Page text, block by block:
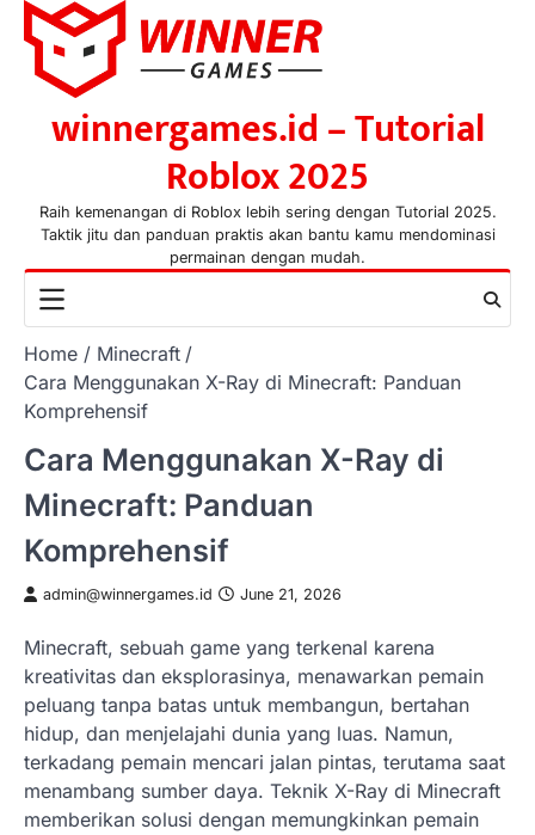
Skip
content
winnergames.id – Tutorial
Roblox 2025
Raih kemenangan di Roblox lebih sering dengan Tutorial 2025.
Taktik jitu dan panduan praktis akan bantu kamu mendominasi
permainan dengan mudah.
Home
Minecraft
Cara Menggunakan X-Ray di Minecraft: Panduan
Komprehensif
Cara Menggunakan X-Ray di
Minecraft: Panduan
Komprehensif
admin@winnergames.id June 21, 2026
Minecraft, sebuah game yang terkenal karena
kreativitas dan eksplorasinya, menawarkan pemain
peluang tanpa batas untuk membangun, bertahan
hidup, dan menjelajahi dunia yang luas. Namun,
terkadang pemain mencari jalan pintas, terutama saat
menambang sumber daya. Teknik X-Ray di Minecraft
memberikan solusi dengan memungkinkan pemain